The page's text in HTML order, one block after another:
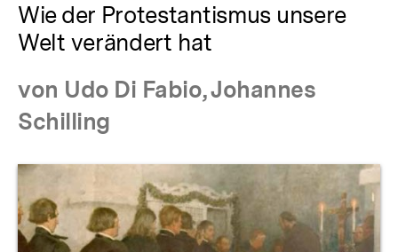
Wie der Protestantismus unsere
Welt verändert hat
von Udo Di Fabio, Johannes
Schilling
Produktvorschau